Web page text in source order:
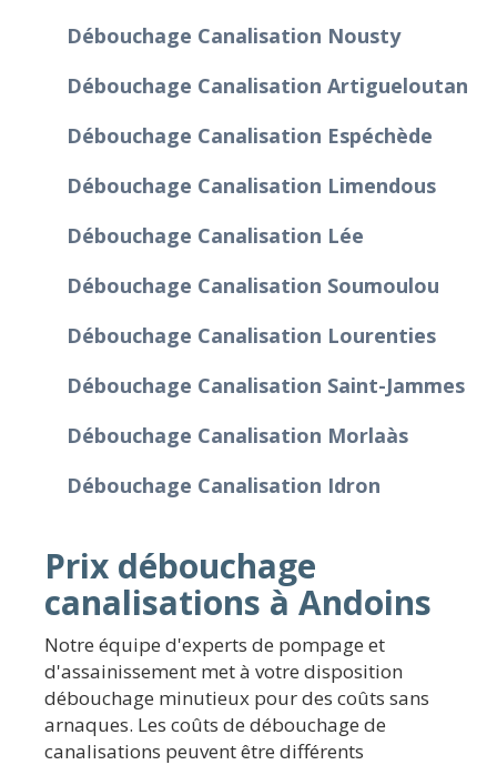
Débouchage Canalisation Nousty
Débouchage Canalisation Artigueloutan
Débouchage Canalisation Espéchède
Débouchage Canalisation Limendous
Débouchage Canalisation Lée
Débouchage Canalisation Soumoulou
Débouchage Canalisation Lourenties
Débouchage Canalisation Saint-Jammes
Débouchage Canalisation Morlaàs
Débouchage Canalisation Idron
Prix débouchage
canalisations à Andoins
Notre équipe d'experts de pompage et
d'assainissement met à votre disposition
débouchage minutieux pour des coûts sans
arnaques. Les coûts de débouchage de
canalisations peuvent être différents